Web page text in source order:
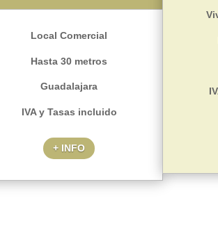
Local Comercial
Hasta 30 metros
Guadalajara
IVA y Tasas incluido
+ INFO